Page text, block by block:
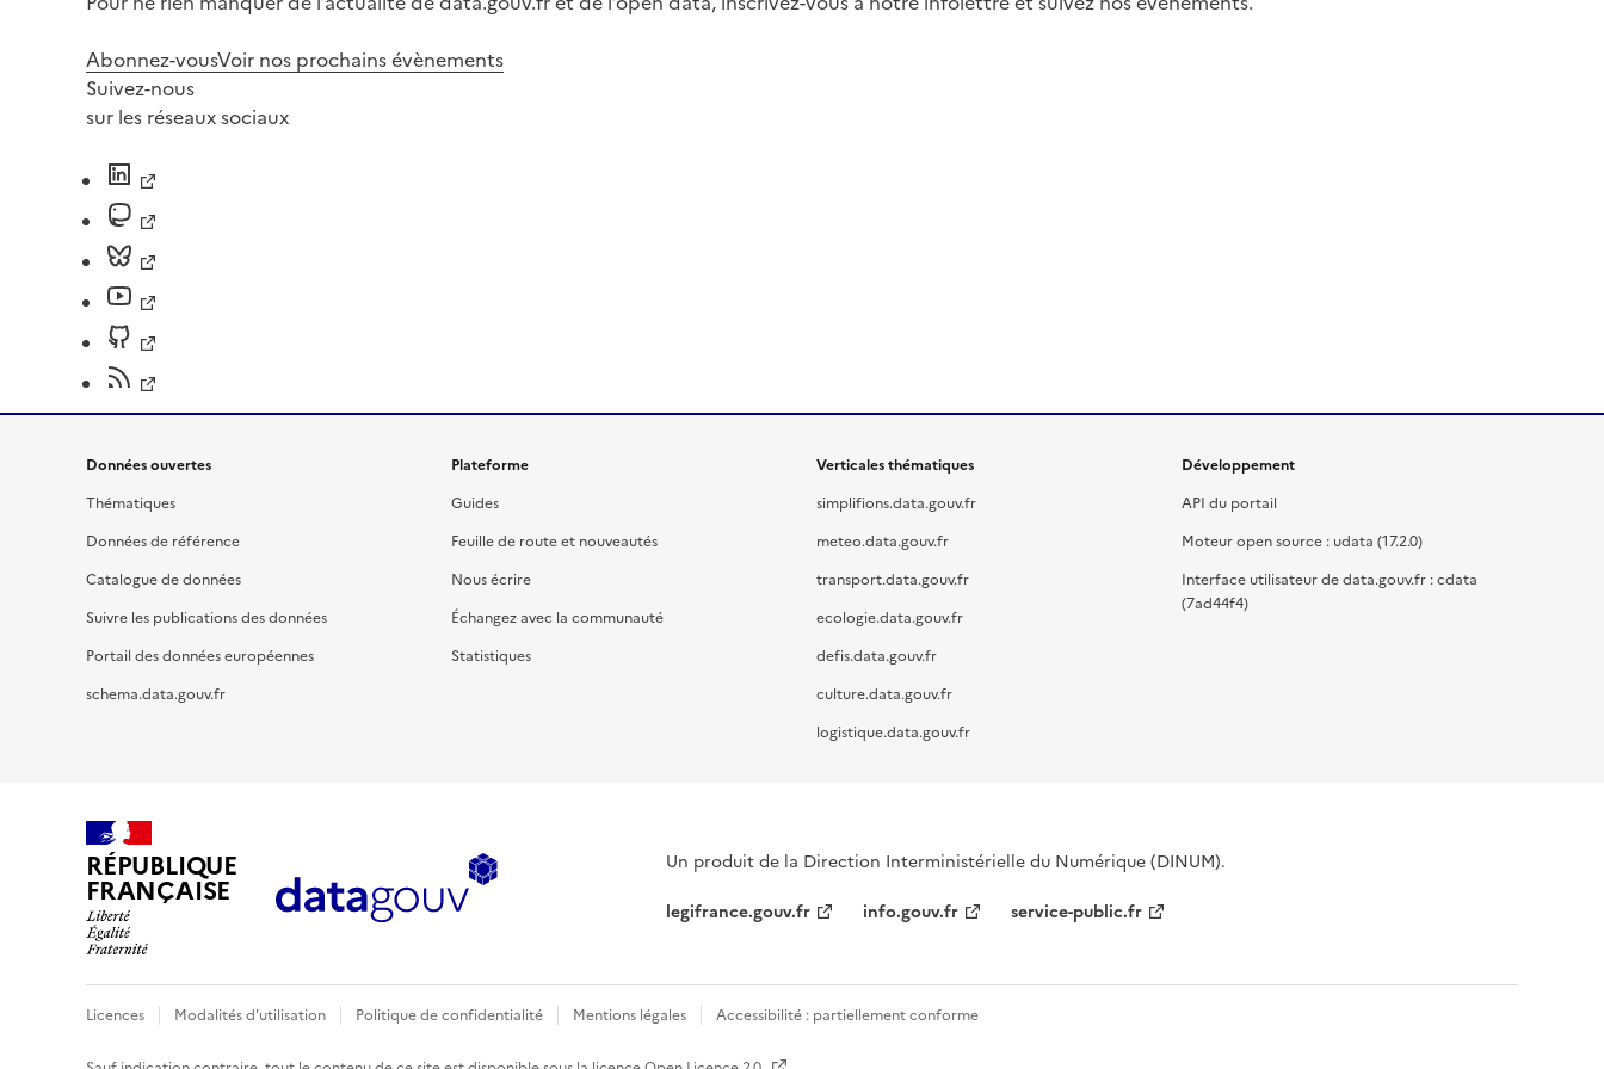
Abonnez-vousVoir nos prochains évènements
Suivez-nous
sur les réseaux sociaux
Données ouvertes
Thématiques
Données de référence
Catalogue de données
Suivre les publications des données
Portail des données européennes
schema.data.gouv.fr
Plateforme
Guides
Feuille de route et nouveautés
Nous écrire
Échangez avec la communauté
Statistiques
Verticales thématiques
simplifions.data.gouv.fr
meteo.data.gouv.fr
transport.data.gouv.fr
ecologie.data.gouv.fr
defis.data.gouv.fr
culture.data.gouv.fr
logistique.data.gouv.fr
Développement
API du portail
Moteur open source : udata (17.2.0)
Interface utilisateur de data.gouv.fr : cdata
(7ad44f4)
RÉPUBLIQUE
FRANÇAISE
Un produit de la Direction Interministérielle du Numérique (DINUM).
legifrance.gouv.fr
info.gouv.fr service-public.fr
Licences Modalités d'utilisation Politique de confidentialité Mentions légales Accessibilité : partiellement conforme